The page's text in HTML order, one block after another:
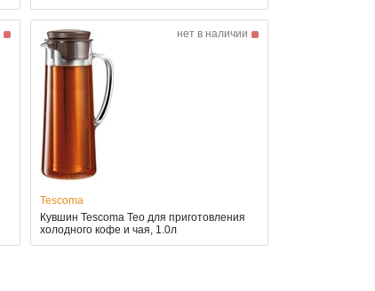
нет в наличии
Tescoma
Кувшин Tescoma Teo для приготовления
холодного кофе и чая, 1.0л